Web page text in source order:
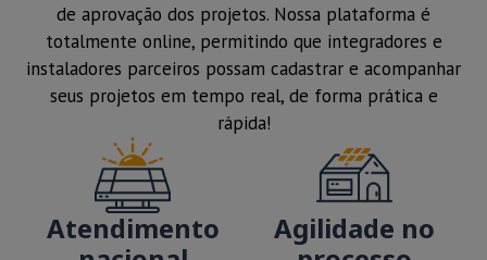
de aprovação dos projetos. Nossa plataforma é
totalmente online, permitindo que integradores e
instaladores parceiros possam cadastrar e acompanhar
seus projetos em tempo real, de forma prática e
rápida!
Atendimento
Agilidade no